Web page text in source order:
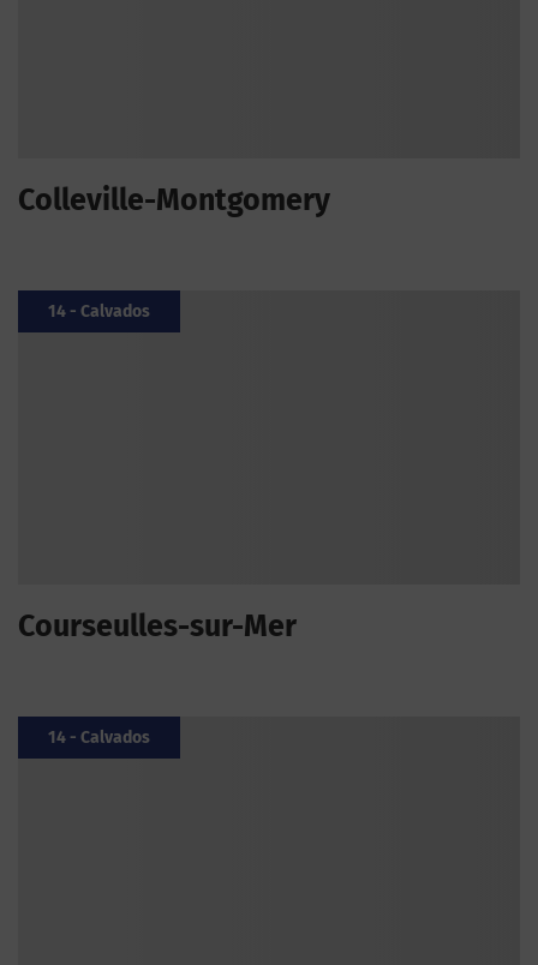
Colleville-Montgomery
14 - Calvados
Courseulles-sur-Mer
14 - Calvados